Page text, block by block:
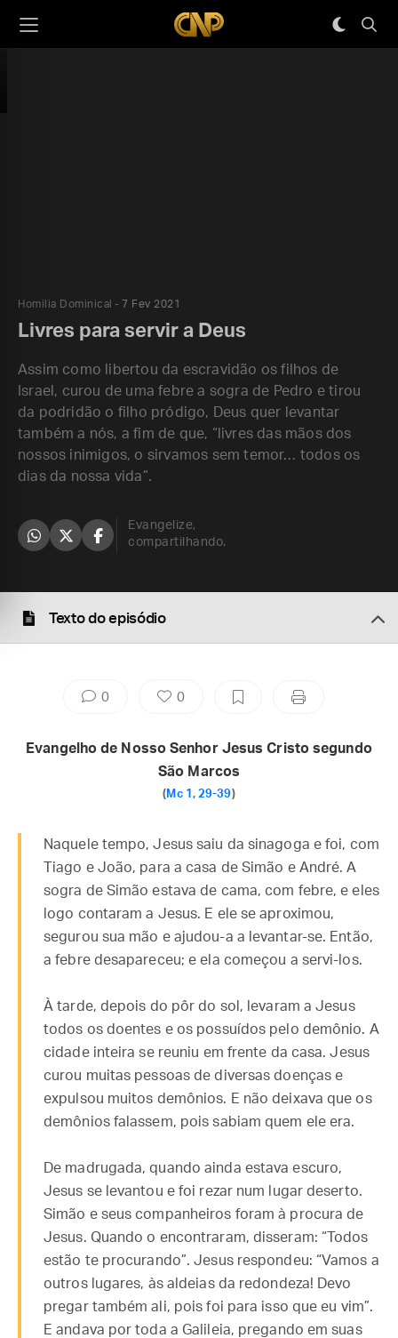
Homilia Dominical 7 Fev 2021
Livres para servir a Deus
Assim como libertou da escravidão os filhos de
Israel, curou de uma febre a sogra de Pedro e tirou
da podridão o filho pródigo, Deus quer levantar
também a nós, a fim de que, “livres das mãos dos
nossos inimigos, o sirvamos sem temor… todos os
dias da nossa vida”.
Evangelize,
compartilhando.
Texto do episódio
0 0
Evangelho de Nosso Senhor Jesus Cristo segundo
São Marcos
(Mc 1, 29-39)
Naquele tempo, Jesus saiu da sinagoga e foi, com
Tiago e João, para a casa de Simão e André. A
sogra de Simão estava de cama, com febre, e eles
logo contaram a Jesus. E ele se aproximou,
segurou sua mão e ajudou-a a levantar-se. Então,
a febre desapareceu; e ela começou a servi-los.
À tarde, depois do pôr do sol, levaram a Jesus
todos os doentes e os possuídos pelo demônio. A
cidade inteira se reuniu em frente da casa. Jesus
curou muitas pessoas de diversas doenças e
expulsou muitos demônios. E não deixava que os
demônios falassem, pois sabiam quem ele era.
De madrugada, quando ainda estava escuro,
Jesus se levantou e foi rezar num lugar deserto.
Simão e seus companheiros foram à procura de
Jesus. Quando o encontraram, disseram: “Todos
estão te procurando”. Jesus respondeu: “Vamos a
outros lugares, às aldeias da redondeza! Devo
pregar também ali, pois foi para isso que eu vim”.
E andava por toda a Galileia, pregando em suas